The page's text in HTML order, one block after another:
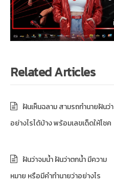
Related Articles
ฝันเห็นฉลาม สามรถทำนายฝันว่า
อย่างไรได้บ้าง พร้อมเลขเด็ดให้โชค
ฝันว่าจมน้ำ ฝันว่าตกน้ำ มีความ
หมาย หรือมีคำทำนายว่าอย่างไร